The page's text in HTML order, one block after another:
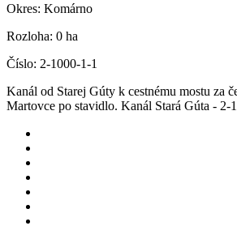
Okres: Komárno
Rozloha: 0 ha
Číslo: 2-1000-1-1
Kanál od Starej Gúty k cestnému mostu za
Martovce po stavidlo. Kanál Stará Gúta - 2-